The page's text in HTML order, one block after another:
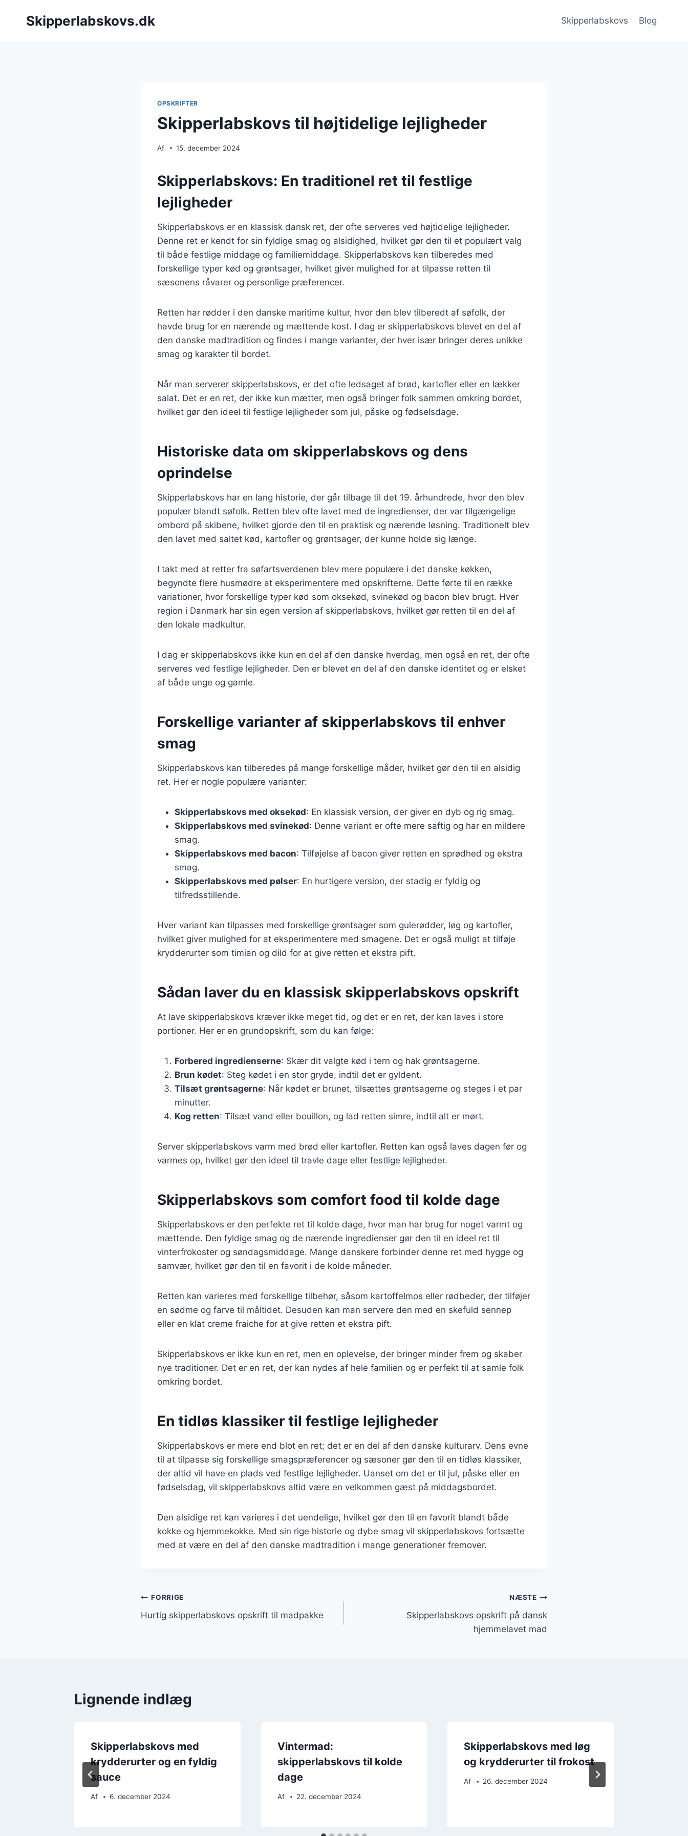
Skipperlabskovs.dk Skipperlabskovs Blog
OPSKRIFTER
Skipperlabskovs til højtidelige lejligheder
Af 15. december 2024
Skipperlabskovs: En traditionel ret til festlige
lejligheder
Skipperlabskovs er en klassisk dansk ret, der ofte serveres ved højtidelige lejligheder.
Denne ret er kendt for sin fyldige smag og alsidighed, hvilket gør den til et populært valg
til både festlige middage og familiemiddage. Skipperlabskovs kan tilberedes med
forskellige typer kød og grøntsager, hvilket giver mulighed for at tilpasse retten til
sæsonens råvarer og personlige præferencer.
Retten har rødder i den danske maritime kultur, hvor den blev tilberedt af søfolk, der
havde brug for en nærende og mættende kost. I dag er skipperlabskovs blevet en del af
den danske madtradition og findes i mange varianter, der hver især bringer deres unikke
smag og karakter til bordet.
Når man serverer skipperlabskovs, er det ofte ledsaget af brød, kartofler eller en lækker
salat. Det er en ret, der ikke kun mætter, men også bringer folk sammen omkring bordet,
hvilket gør den ideel til festlige lejligheder som jul, påske og fødselsdage.
Historiske data om skipperlabskovs og dens
oprindelse
Skipperlabskovs har en lang historie, der går tilbage til det 19. århundrede, hvor den blev
populær blandt søfolk. Retten blev ofte lavet med de ingredienser, der var tilgængelige
ombord på skibene, hvilket gjorde den til en praktisk og nærende løsning. Traditionelt blev
den lavet med saltet kød, kartofler og grøntsager, der kunne holde sig længe.
I takt med at retter fra søfartsverdenen blev mere populære i det danske køkken,
begyndte flere husmødre at eksperimentere med opskrifterne. Dette førte til en række
variationer, hvor forskellige typer kød som oksekød, svinekød og bacon blev brugt. Hver
region i Danmark har sin egen version af skipperlabskovs, hvilket gør retten til en del af
den lokale madkultur.
I dag er skipperlabskovs ikke kun en del af den danske hverdag, men også en ret, der ofte
serveres ved festlige lejligheder. Den er blevet en del af den danske identitet og er elsket
af både unge og gamle.
Forskellige varianter af skipperlabskovs til enhver
smag
Skipperlabskovs kan tilberedes på mange forskellige måder, hvilket gør den til en alsidig
ret. Her er nogle populære varianter:
Skipperlabskovs med oksekød: En klassisk version, der giver en dyb og rig smag.
Skipperlabskovs med svinekød: Denne variant er ofte mere saftig og har en mildere
smag.
Skipperlabskovs med bacon: Tilføjelse af bacon giver retten en sprødhed og ekstra
smag.
Skipperlabskovs med pølser: En hurtigere version, der stadig er fyldig og
tilfredsstillende.
Hver variant kan tilpasses med forskellige grøntsager som gulerødder, løg og kartofler,
hvilket giver mulighed for at eksperimentere med smagene. Det er også muligt at tilføje
krydderurter som timian og dild for at give retten et ekstra pift.
Sådan laver du en klassisk skipperlabskovs opskrift
At lave skipperlabskovs kræver ikke meget tid, og det er en ret, der kan laves i store
portioner. Her er en grundopskrift, som du kan følge:
Forbered ingredienserne: Skær dit valgte kød i tern og hak grøntsagerne.
Brun kødet: Steg kødet i en stor gryde, indtil det er gyldent.
Tilsæt grøntsagerne: Når kødet er brunet, tilsættes grøntsagerne og steges i et par
minutter.
Kog retten: Tilsæt vand eller bouillon, og lad retten simre, indtil alt er mørt.
Server skipperlabskovs varm med brød eller kartofler. Retten kan også laves dagen før og
varmes op, hvilket gør den ideel til travle dage eller festlige lejligheder.
Skipperlabskovs som comfort food til kolde dage
Skipperlabskovs er den perfekte ret til kolde dage, hvor man har brug for noget varmt og
mættende. Den fyldige smag og de nærende ingredienser gør den til en ideel ret til
vinterfrokoster og søndagsmiddage. Mange danskere forbinder denne ret med hygge og
samvær, hvilket gør den til en favorit i de kolde måneder.
Retten kan varieres med forskellige tilbehør, såsom kartoffelmos eller rødbeder, der tilføjer
en sødme og farve til måltidet. Desuden kan man servere den med en skefuld sennep
eller en klat creme fraiche for at give retten et ekstra pift.
Skipperlabskovs er ikke kun en ret, men en oplevelse, der bringer minder frem og skaber
nye traditioner. Det er en ret, der kan nydes af hele familien og er perfekt til at samle folk
omkring bordet.
En tidløs klassiker til festlige lejligheder
Skipperlabskovs er mere end blot en ret; det er en del af den danske kulturarv. Dens evne
til at tilpasse sig forskellige smagspræferencer og sæsoner gør den til en tidløs klassiker,
der altid vil have en plads ved festlige lejligheder. Uanset om det er til jul, påske eller en
fødselsdag, vil skipperlabskovs altid være en velkommen gæst på middagsbordet.
Den alsidige ret kan varieres i det uendelige, hvilket gør den til en favorit blandt både
kokke og hjemmekokke. Med sin rige historie og dybe smag vil skipperlabskovs fortsætte
med at være en del af den danske madtradition i mange generationer fremover.
Indlægsnavigation
FORRIGE
Hurtig skipperlabskovs opskrift til madpakke
NÆSTE
Skipperlabskovs opskrift på dansk
hjemmelavet mad
Lignende indlæg
Skipperlabskovs med
krydderurter og en fyldig
sauce
Af 6. december 2024
Vintermad:
skipperlabskovs til kolde
dage
Af 22. december 2024
Skipperlabskovs med løg
og krydderurter til frokost
Af 26. december 2024